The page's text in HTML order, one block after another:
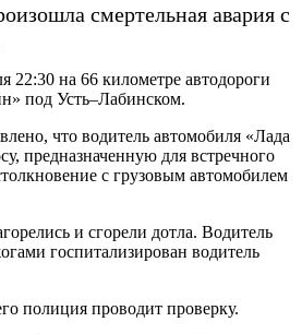
смертельная авария с
на 66 километре автодороги
под Усть–Лабинском.
что водитель автомобиля «Лада
предназначенную для встречного
с грузовым автомобилем
и сгорели дотла. Водитель
госпитализирован водитель
полиция проводит проверку.